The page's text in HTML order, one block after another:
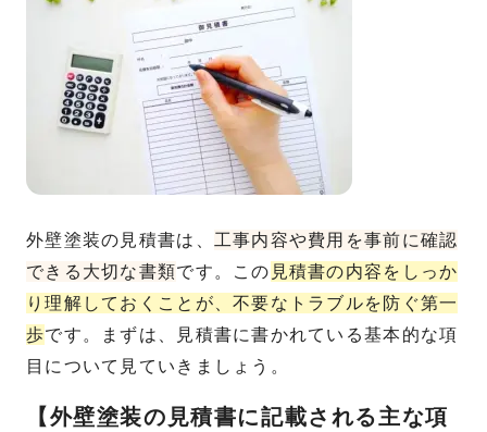
外壁塗装の見積書は、 工事内容や費用を事前に確認
できる大切な書類です。この 見積書の内容をしっか
り理解しておくことが、不要なトラブルを防ぐ第一
歩です。まずは、見積書に書かれている基本的な項
目について見ていきましょう。
【外壁塗装の見積書に記載される主な項